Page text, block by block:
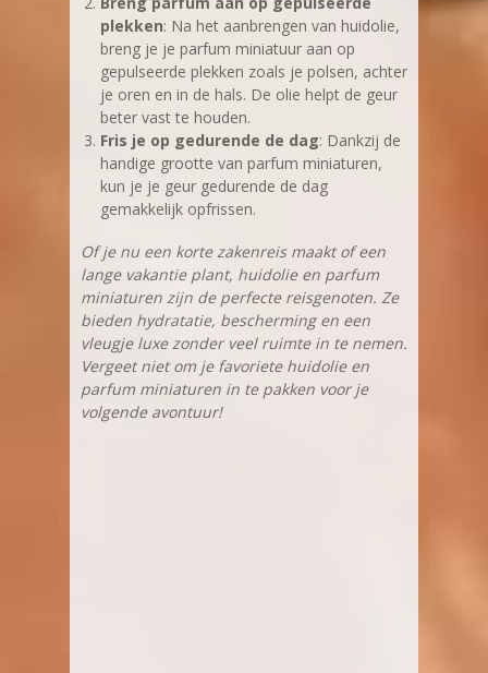
plekken: Na het aanbrengen van huidolie,
breng je je parfum miniatuur aan op
gepulseerde plekken zoals je polsen, achter
je oren en in de hals. De olie helpt de geur
beter vast te houden.
Fris je op gedurende de dag: Dankzij de
handige grootte van parfum miniaturen,
kun je je geur gedurende de dag
gemakkelijk opfrissen.
Of je nu een korte zakenreis maakt of een
lange vakantie plant, huidolie en parfum
miniaturen zijn de perfecte reisgenoten. Ze
bieden hydratatie, bescherming en een
vleugje luxe zonder veel ruimte in te nemen.
Vergeet niet om je favoriete huidolie en
parfum miniaturen in te pakken voor je
volgende avontuur!